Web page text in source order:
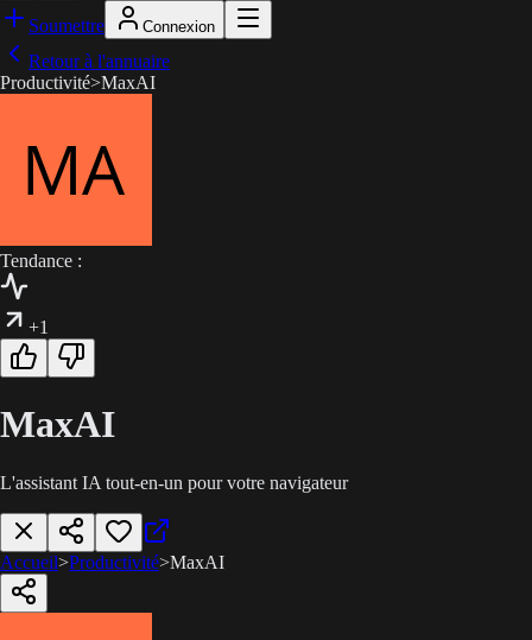
Soumettre Connexion
Retour à l'annuaire
Productivité>MaxAI
Tendance :
+1
MaxAI
L'assistant IA tout-en-un pour votre navigateur
Accueil>Productivité>MaxAI